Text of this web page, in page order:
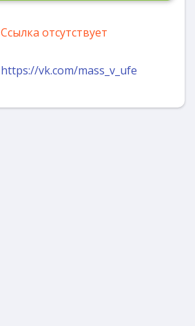
Ссылка отсутствует
https://vk.com/mass_v_ufe